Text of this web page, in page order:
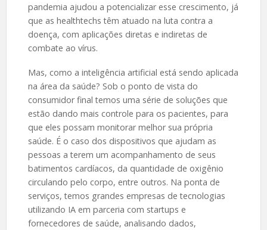
pandemia ajudou a potencializar esse crescimento, já
que as healthtechs têm atuado na luta contra a
doença, com aplicações diretas e indiretas de
combate ao vírus.
Mas, como a inteligência artificial está sendo aplicada
na área da saúde? Sob o ponto de vista do
consumidor final temos uma série de soluções que
estão dando mais controle para os pacientes, para
que eles possam monitorar melhor sua própria
saúde. É o caso dos dispositivos que ajudam as
pessoas a terem um acompanhamento de seus
batimentos cardíacos, da quantidade de oxigênio
circulando pelo corpo, entre outros. Na ponta de
serviços, temos grandes empresas de tecnologias
utilizando IA em parceria com startups e
fornecedores de saúde, analisando dados,